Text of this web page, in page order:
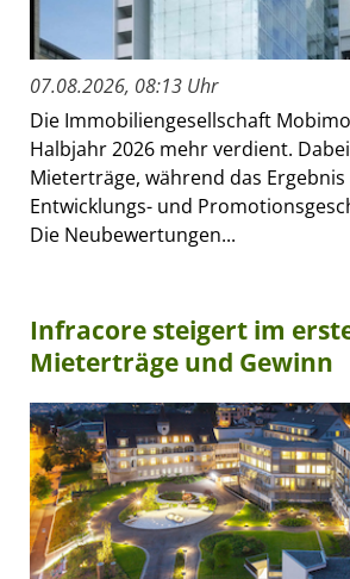
07.08.2026, 08:13 Uhr
Die Immobiliengesellschaft
Halbjahr 2026 mehr verdient.
Mieterträge, während das Ergebnis
Entwicklungs- und
Die Neubewertungen...
Infracore steigert im
Mieterträge und Gewinn